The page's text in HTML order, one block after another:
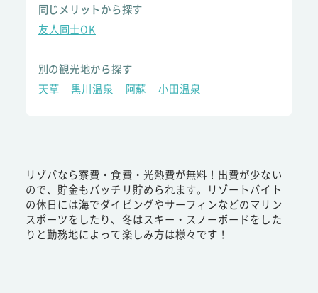
同じメリットから探す
友人同士OK
別の観光地から探す
天草
黒川温泉 阿蘇 小田温泉
リゾバなら寮費・食費・光熱費が無料！出費が少ない
ので、貯金もバッチリ貯められます。リゾートバイト
の休日には海でダイビングやサーフィンなどのマリン
スポーツをしたり、冬はスキー・スノーボードをした
りと勤務地によって楽しみ方は様々です！